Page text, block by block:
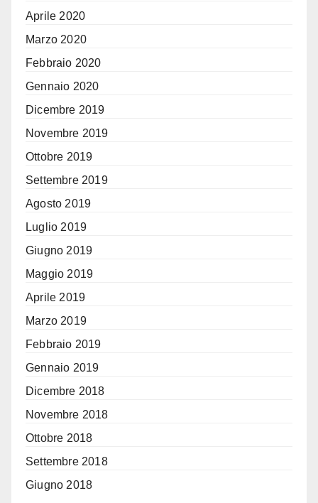
Aprile 2020
Marzo 2020
Febbraio 2020
Gennaio 2020
Dicembre 2019
Novembre 2019
Ottobre 2019
Settembre 2019
Agosto 2019
Luglio 2019
Giugno 2019
Maggio 2019
Aprile 2019
Marzo 2019
Febbraio 2019
Gennaio 2019
Dicembre 2018
Novembre 2018
Ottobre 2018
Settembre 2018
Giugno 2018